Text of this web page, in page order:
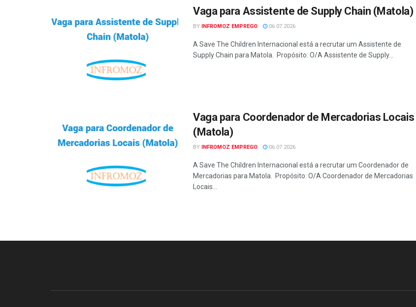
Vaga para Assistente de Supply Chain (Matola)
BY INFROMOZ EMPREGO 06.07.2026
A Save The Children Internacional está a recrutar um Assistente de
Supply Chain para Matola. Propósito: O/A Assistente de Supply...
Vaga para Coordenador de Mercadorias Locais
(Matola)
BY INFROMOZ EMPREGO 06.07.2026
A Save The Children Internacional está a recrutar um Coordenador de
Mercadorias para Matola. Propósito: O/A Coordenador de Mercadorias
Locais...